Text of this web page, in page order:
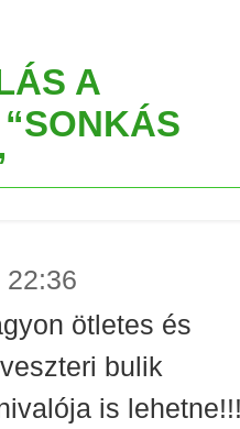
A
22:36
ötletes és
bulik
is